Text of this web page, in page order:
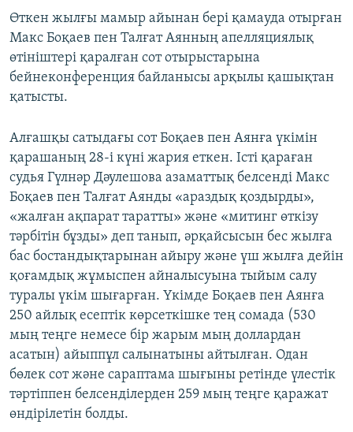
Өткен жылғы мамыр айынан бері қамауда отырған
Макс Боқаев пен Талғат Аянның апелляциялық
өтініштері қаралған сот отырыстарына
бейнеконференция байланысы арқылы қашықтан
қатысты.
Алғашқы сатыдағы сот Боқаев пен Аянға үкімін
қарашаның 28-і күні жария еткен. Істі қараған
судья Гүлнәр Дәулешова азаматтық белсенді Макс
Боқаев пен Талғат Аянды «араздық қоздырды»,
«жалған ақпарат таратты» және «митинг өткізу
тәрбітін бұзды» деп танып, әрқайсысын бес жылға
бас бостандықтарынан айыру және үш жылға дейін
қоғамдық жұмыспен айналысуына тыйым салу
туралы үкім шығарған. Үкімде Боқаев пен Аянға
250 айлық есептік көрсеткішке тең сомада (530
мың теңге немесе бір жарым мың доллардан
асатын) айыппұл салынатыны айтылған. Одан
бөлек сот және сараптама шығыны ретінде үлестік
тәртіппен белсенділерден 259 мың теңге қаражат
өндірілетін болды.